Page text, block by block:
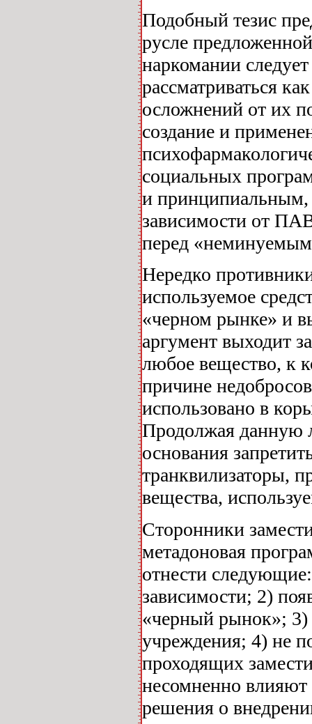
Подобный тезис
русле
наркомании
рассматриваться
осложнений от их
создание и
социальных
и принципиальным,
зависимости от
перед
Нередко
используемое
«черном рынке» и
аргумент выходит
любое вещество, к
причине
использовано в
Продолжая данную
основания
транквилизаторы,
вещества,
Сторонники
метадоновая
отнести
зависимости; 2)
«черный рынок»; 3)
учреждения; 4) не
проходящих
несомненно влияют
решения о